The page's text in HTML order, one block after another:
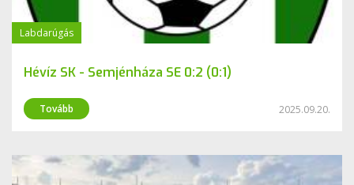
Labdarúgás
Hévíz SK - Semjénháza SE 0:2 (0:1)
Tovább 2025.09.20.